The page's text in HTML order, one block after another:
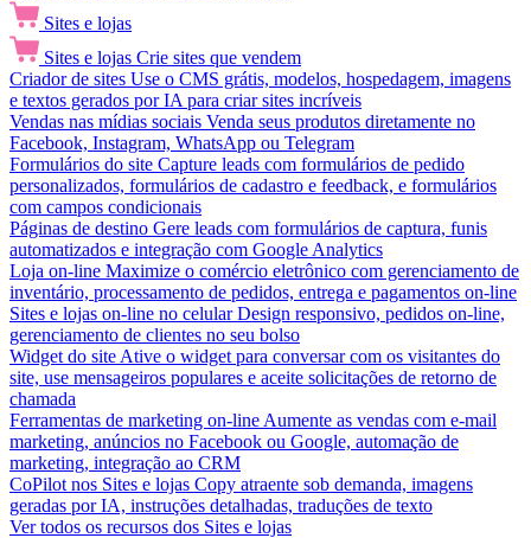
Sites e lojas
Sites e lojas Crie sites que vendem
Criador de sites Use o CMS grátis, modelos, hospedagem, imagens
e textos gerados por IA para criar sites incríveis
Vendas nas mídias sociais Venda seus produtos diretamente no
Facebook, Instagram, WhatsApp ou Telegram
Formulários do site Capture leads com formulários de pedido
personalizados, formulários de cadastro e feedback, e formulários
com campos condicionais
Páginas de destino Gere leads com formulários de captura, funis
automatizados e integração com Google Analytics
Loja on-line Maximize o comércio eletrônico com gerenciamento de
inventário, processamento de pedidos, entrega e pagamentos on-line
Sites e lojas on-line no celular Design responsivo, pedidos on-line,
gerenciamento de clientes no seu bolso
Widget do site Ative o widget para conversar com os visitantes do
site, use mensageiros populares e aceite solicitações de retorno de
chamada
Ferramentas de marketing on-line Aumente as vendas com e-mail
marketing, anúncios no Facebook ou Google, automação de
marketing, integração ao CRM
CoPilot nos Sites e lojas Copy atraente sob demanda, imagens
geradas por IA, instruções detalhadas, traduções de texto
Ver todos os recursos dos Sites e lojas